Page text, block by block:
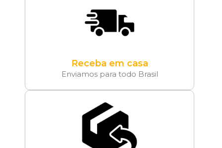
Receba em casa
Enviamos para todo Brasil